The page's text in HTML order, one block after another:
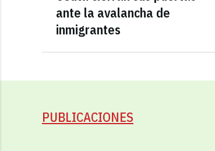
ante la avalancha de
inmigrantes
PUBLICACIONES